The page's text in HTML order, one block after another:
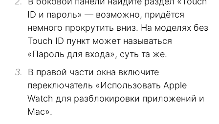
ID и пароль» — возможно, придётся
немного прокрутить вниз. На моделях без
Touch ID пункт может называться
«Пароль для входа», суть та же.
В правой части окна включите
переключатель «Использовать Apple
Watch для разблокировки приложений и
Mac».